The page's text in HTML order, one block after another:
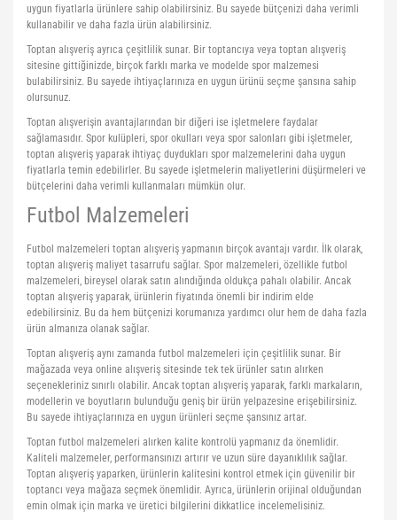
uygun fiyatlarla ürünlere sahip olabilirsiniz. Bu sayede bütçenizi daha verimli
kullanabilir ve daha fazla ürün alabilirsiniz.
Toptan alışveriş ayrıca çeşitlilik sunar. Bir toptancıya veya toptan alışveriş
sitesine gittiğinizde, birçok farklı marka ve modelde spor malzemesi
bulabilirsiniz. Bu sayede ihtiyaçlarınıza en uygun ürünü seçme şansına sahip
olursunuz.
Toptan alışverişin avantajlarından bir diğeri ise işletmelere faydalar
sağlamasıdır. Spor kulüpleri, spor okulları veya spor salonları gibi işletmeler,
toptan alışveriş yaparak ihtiyaç duydukları spor malzemelerini daha uygun
fiyatlarla temin edebilirler. Bu sayede işletmelerin maliyetlerini düşürmeleri ve
bütçelerini daha verimli kullanmaları mümkün olur.
Futbol Malzemeleri
Futbol malzemeleri toptan alışveriş yapmanın birçok avantajı vardır. İlk olarak,
toptan alışveriş maliyet tasarrufu sağlar. Spor malzemeleri, özellikle futbol
malzemeleri, bireysel olarak satın alındığında oldukça pahalı olabilir. Ancak
toptan alışveriş yaparak, ürünlerin fiyatında önemli bir indirim elde
edebilirsiniz. Bu da hem bütçenizi korumanıza yardımcı olur hem de daha fazla
ürün almanıza olanak sağlar.
Toptan alışveriş aynı zamanda futbol malzemeleri için çeşitlilik sunar. Bir
mağazada veya online alışveriş sitesinde tek tek ürünler satın alırken
seçenekleriniz sınırlı olabilir. Ancak toptan alışveriş yaparak, farklı markaların,
modellerin ve boyutların bulunduğu geniş bir ürün yelpazesine erişebilirsiniz.
Bu sayede ihtiyaçlarınıza en uygun ürünleri seçme şansınız artar.
Toptan futbol malzemeleri alırken kalite kontrolü yapmanız da önemlidir.
Kaliteli malzemeler, performansınızı artırır ve uzun süre dayanıklılık sağlar.
Toptan alışveriş yaparken, ürünlerin kalitesini kontrol etmek için güvenilir bir
toptancı veya mağaza seçmek önemlidir. Ayrıca, ürünlerin orijinal olduğundan
emin olmak için marka ve üretici bilgilerini dikkatlice incelemelisiniz.